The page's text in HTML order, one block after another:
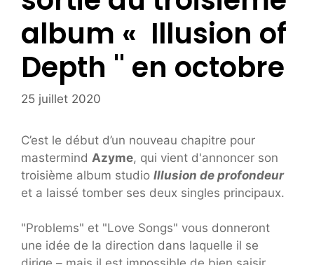
album « Illusion of
Depth '' en octobre
25 juillet 2020
C’est le début d’un nouveau chapitre pour
mastermind Azyme, qui vient d'annoncer son
troisième album studio Illusion de profondeur
et a laissé tomber ses deux singles principaux.
"Problems" et "Love Songs" vous donneront
une idée de la direction dans laquelle il se